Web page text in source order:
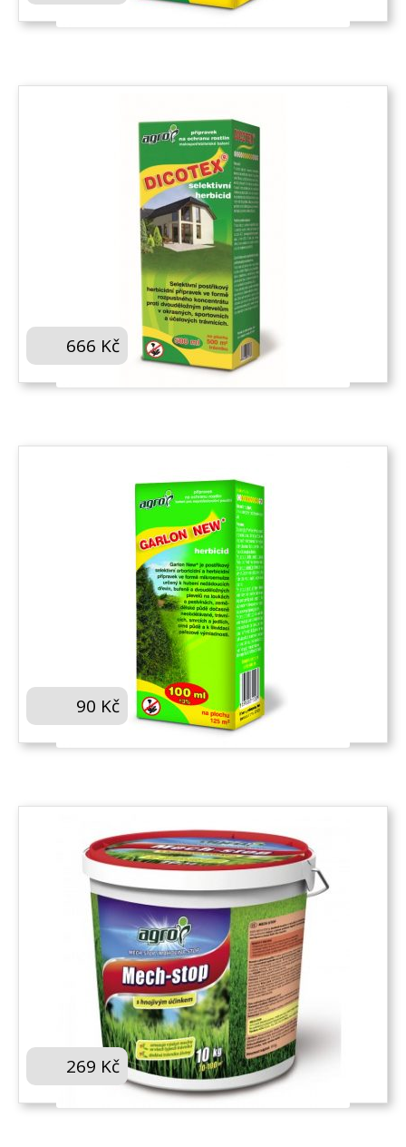
AGRO DICOTEX 500 ML
666 Kč KOUPIT
AGRO GARLON NEW 100 ML
90 Kč KOUPIT
AGRO MECH-STOP 10 KG
269 Kč KOUPIT